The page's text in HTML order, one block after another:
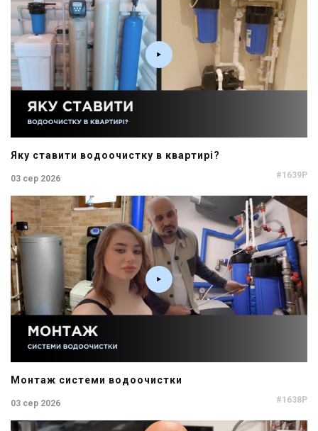
Яку ставити водоочистку в квартирі?
03 сер 2026 #1639P
Монтаж системи водоочистки
03 сер 2026 #1638P